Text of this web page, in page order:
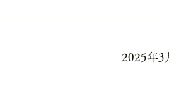
2025年3